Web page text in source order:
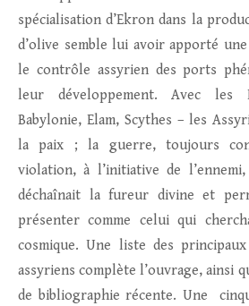
spécialisation d’Ekron dans la
d’olive semble lui avoir apporté
le contrôle assyrien des ports
leur développement. Avec les
Babylonie, Elam, Scythes – les
la paix ; la guerre, toujours
violation, à l’initiative de
déchaînait la fureur divine et
présenter comme celui qui
cosmique. Une liste des
assyriens complète l’ouvrage, ainsi
de bibliographie récente. Une